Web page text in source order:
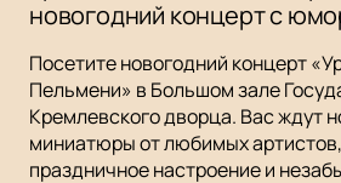
новогодний концерт с
Посетите новогодний концерт
Пельмени» в Большом зале
Кремлевского дворца. Вас ждут
миниатюры от любимых
праздничное настроение и